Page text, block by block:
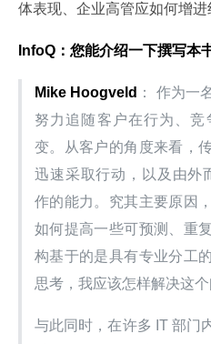
体表现、企业高管应如何增进
InfoQ：您能介绍一下撰写本
Mike Hoogveld ： 作为一
努力追随客户在行为、
变。从客户的角度来看，
迅速采取行动，以及由外
作的能力。究其主要原因
如何提高一些可预测、重
构基于的是具有专业分工
思考，我应该怎样解决这个
与此同时，在许多 IT 部门